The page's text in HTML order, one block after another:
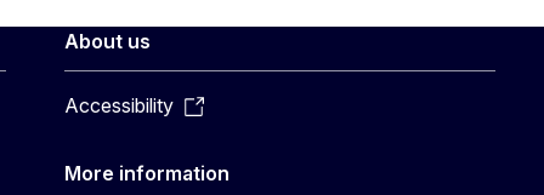
About us
Accessibility
More information